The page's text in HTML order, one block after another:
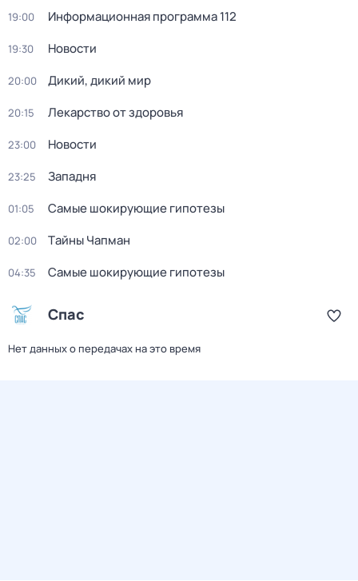
19:00 Информационная программа 112
19:30 Новости
20:00 Дикий, дикий мир
20:15 Лекарство от здоровья
23:00 Новости
23:25 Западня
01:05 Самые шoкиpующие гипотезы
02:00 Тaйны Чапман
04:35 Самые шoкиpующие гипотезы
Спас
Нет данных о передачах на это время